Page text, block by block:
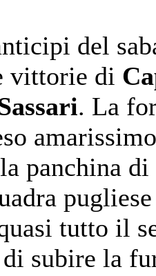
del
vittorie di
. La
panchina
tutto il
subire la